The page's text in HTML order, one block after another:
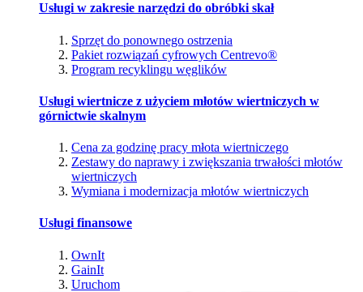
Usługi w zakresie narzędzi do obróbki skał
Sprzęt do ponownego ostrzenia
Pakiet rozwiązań cyfrowych Centrevo®
Program recyklingu węglików
Usługi wiertnicze z użyciem młotów wiertniczych w
górnictwie skalnym
Cena za godzinę pracy młota wiertniczego
Zestawy do naprawy i zwiększania trwałości młotów
wiertniczych
Wymiana i modernizacja młotów wiertniczych
Usługi finansowe
OwnIt
GainIt
Uruchom